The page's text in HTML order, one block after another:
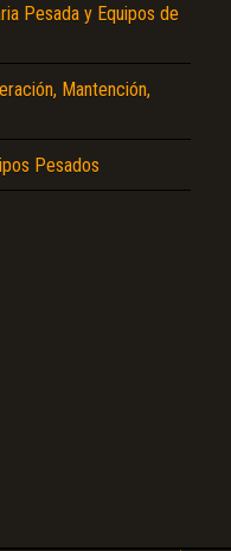
Pesada y Equipos de
Mantención,
Pesados